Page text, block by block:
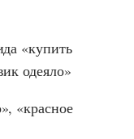
«купить
одеяло»
«красное